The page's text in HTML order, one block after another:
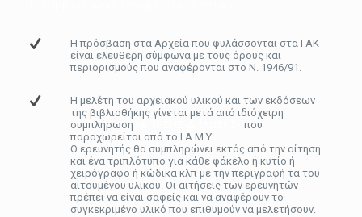
Η πρόσβαση στα Αρχεία που φυλάσσονται στα ΓΑΚ
είναι ελεύθερη σύμφωνα με τους όρους και
περιορισμούς που αναφέρονται στο Ν. 1946/91.
Η μελέτη του αρχειακού υλικού και των εκδόσεων
της βιβλιοθήκης γίνεται μετά από ιδιόχειρη
συμπλήρωση
που
παραχωρείται από το Ι.Α.Μ.Υ.
Ο ερευνητής θα συμπληρώνει εκτός από την αίτηση
και ένα τριπλότυπο για κάθε φάκελο ή κυτίο ή
χειρόγραφο ή κώδικα κλπ με την περιγραφή τα του
αιτουμένου υλικού. Οι αιτήσεις των ερευνητών
πρέπει να είναι σαφείς και να αναφέρουν το
συγκεκριμένο υλικό που επιθυμούν να μελετήσουν.